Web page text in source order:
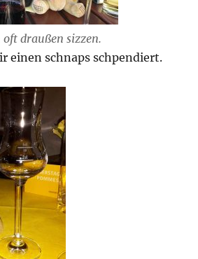
draußen sizzen.
einen schnaps schpendiert.